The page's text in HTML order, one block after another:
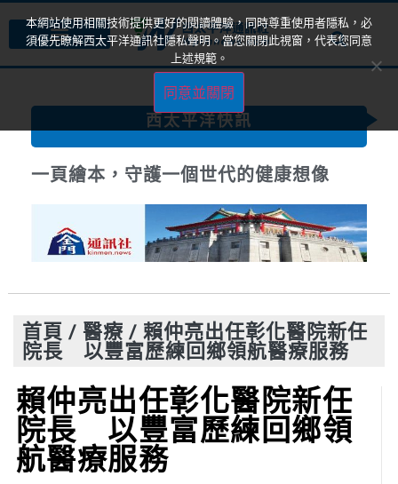
西太平洋快訊
一頁繪本，守護一個世代的健康想像
首頁 / 醫療 / 賴仲亮出任彰化醫院新任
院長 以豐富歷練回鄉領航醫療服務
賴仲亮出任彰化醫院新任
院長 以豐富歷練回鄉領
航醫療服務
本網站使用相關技術提供更好的閱讀體驗，同時尊重使用者隱私，必
須優先瞭解西太平洋通訊社隱私聲明。當您關閉此視窗，代表您同意
上述規範。
同意並關閉